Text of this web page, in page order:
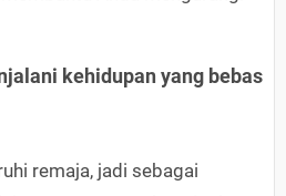
kehidupan yang bebas
remaja, jadi sebagai